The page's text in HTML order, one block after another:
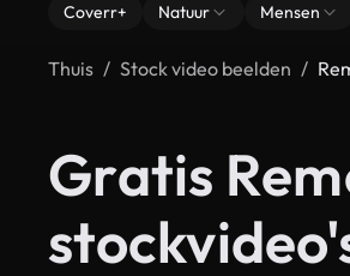
Coverr+ Natuur Mensen
Thuis Stock video beelden
Gratis